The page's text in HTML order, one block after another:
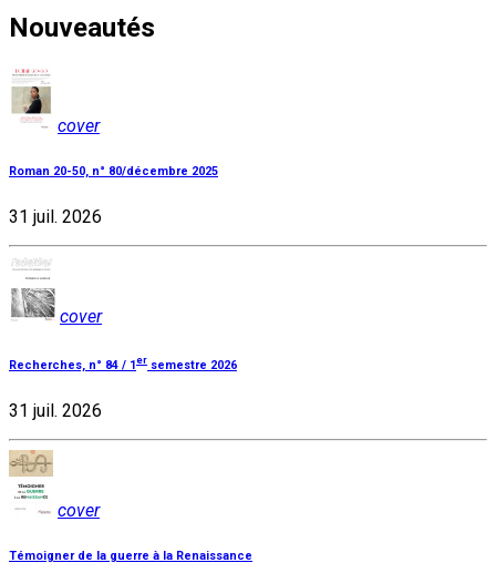
Nouveautés
cover
Roman 20-50, n° 80/décembre 2025
31 juil. 2026
cover
Recherches, n° 84 / 1er semestre 2026
31 juil. 2026
cover
Témoigner de la guerre à la Renaissance